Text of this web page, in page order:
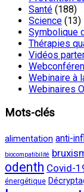
Santé (188)
Science (13)
Symbolique
Thérapies
Vidéos
Webinaire à
Webinaires
Mots-clés
alimentation anti-
biocompatibilité
odenth Covid-
énergétique